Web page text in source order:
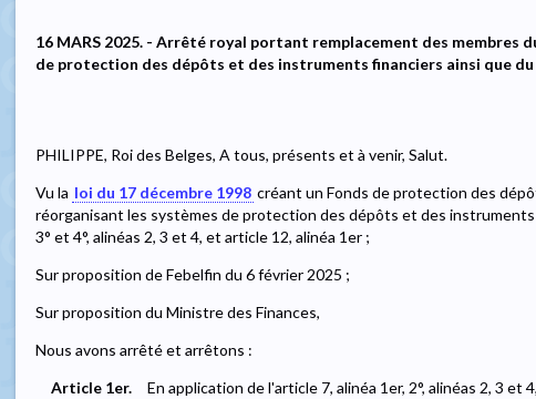
16 MARS 2025. - Arrêté royal portant remplacement des membres
de protection des dépôts et des instruments financiers ainsi que
PHILIPPE, Roi des Belges, A tous, présents et à venir, Salut.
Vu la loi du 17 décembre 1998 créant un Fonds de protection des
réorganisant les systèmes de protection des dépôts et des instruments
3° et 4°, alinéas 2, 3 et 4, et article 12, alinéa 1er ;
Sur proposition de Febelfin du 6 février 2025 ;
Sur proposition du Ministre des Finances,
Nous avons arrêté et arrêtons :
Article 1er.
En application de l'article 7, alinéa 1er, 2°, alinéas 2, 3 et